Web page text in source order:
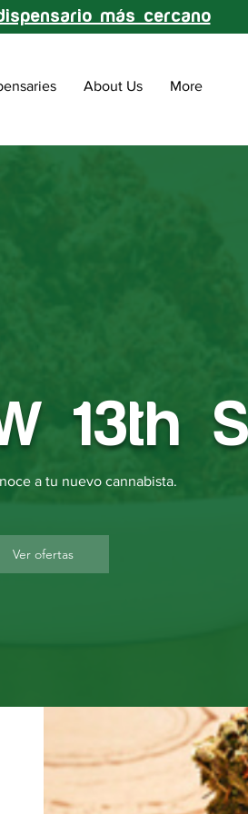
About Us More
más cercano
13th
a tu nuevo cannabista.
Ver ofertas